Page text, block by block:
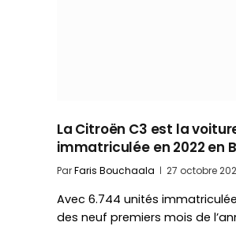
La Citroën C3 est la
immatriculée en 2022 en
ParFaris Bouchaala 27 octobre
Avec 6.744 unités
des neuf premiers mois de